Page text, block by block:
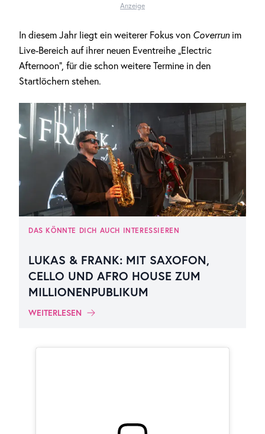
Anzeige
In diesem Jahr liegt ein weiterer Fokus von Coverrun im
Live-Bereich auf ihrer neuen Eventreihe „Electric
Afternoon“, für die schon weitere Termine in den
Startlöchern stehen.
DAS KÖNNTE DICH AUCH INTERESSIEREN
LUKAS & FRANK: MIT SAXOFON,
CELLO UND AFRO HOUSE ZUM
MILLIONENPUBLIKUM
WEITERLESEN